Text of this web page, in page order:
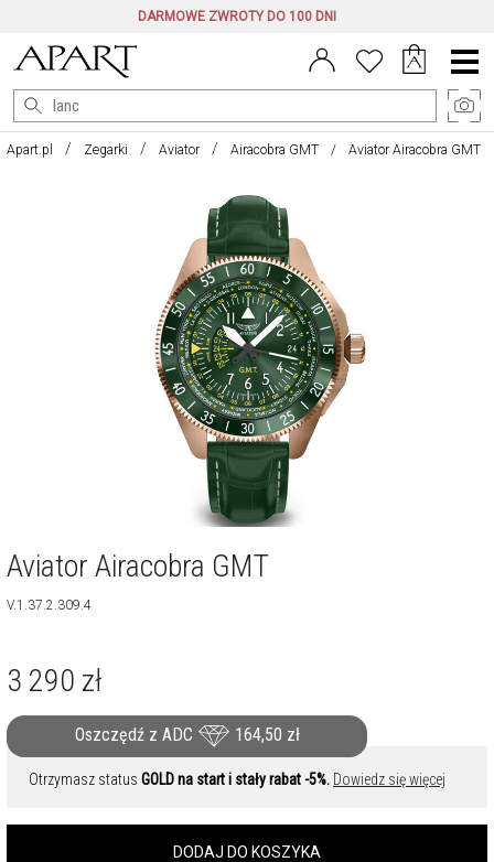
DARMOWE ZWROTY DO 100 DNI
Menu
główne
Apart.pl Zegarki Aviator Airacobra GMT Aviator Airacobra GMT
Aviator Airacobra GMT
V.1.37.2.309.4
3 290 zł
Oszczędź z ADC 164,50 zł
Otrzymasz status GOLD na start i stały rabat -5%. Dowiedz się więcej
DODAJ DO KOSZYKA